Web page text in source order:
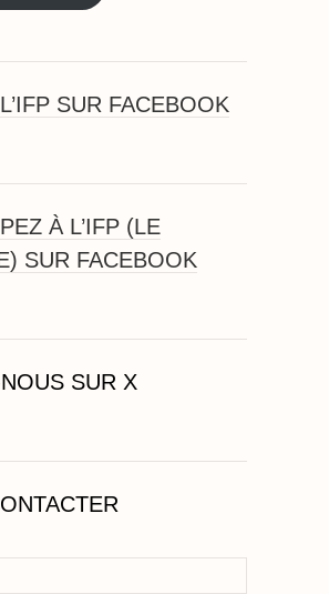
SUR FACEBOOK
À L’IFP (LE
SUR FACEBOOK
SUR X